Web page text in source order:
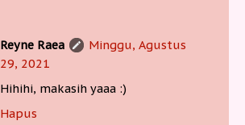
Reyne Raea
Minggu, Agustus
29, 2021
Hihihi, makasih yaaa :)
Hapus